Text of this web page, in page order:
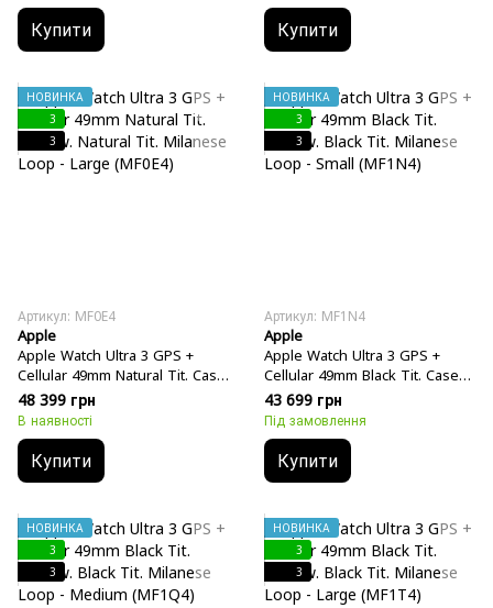
Купити Купити
НОВИНКА
3
3
Артикул: MF0E4
Apple
Apple Watch Ultra 3 GPS +
Cellular 49mm Natural Tit. Case
w. Natural Tit. Milanese Loop -
Large (MF0E4)
48 399 грн
В наявності
Купити
НОВИНКА
3
3
Артикул: MF1N4
Apple
Apple Watch Ultra 3 GPS +
Cellular 49mm Black Tit. Case
w. Black Tit. Milanese Loop -
Small (MF1N4)
43 699 грн
Під замовлення
Купити
НОВИНКА
3
3
НОВИНКА
3
3